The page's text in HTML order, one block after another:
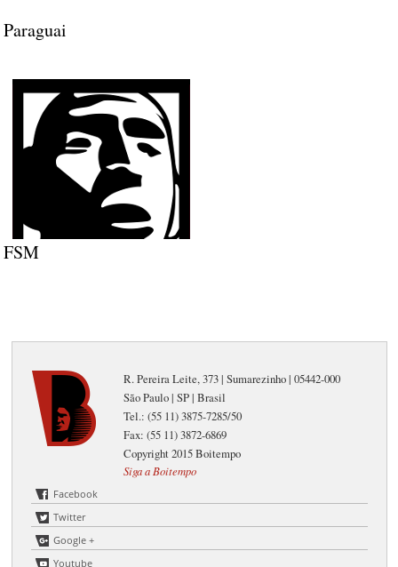
Paraguai
FSM
R. Pereira Leite, 373 | Sumarezinho | 05442-000
São Paulo | SP | Brasil
Tel.: (55 11) 3875-7285/50
Fax: (55 11) 3872-6869
Copyright 2015 Boitempo
Siga a Boitempo
Facebook
Twitter
Google +
Youtube